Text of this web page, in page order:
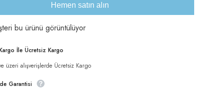
Hemen satın alın
bu ürünü görüntülüyor
İle Ücretsiz Kargo
üzeri alışverişlerde Ücretsiz Kargo
Garantisi